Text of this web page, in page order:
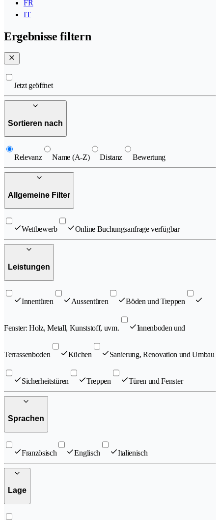
FR
IT
Ergebnisse filtern
Jetzt geöffnet
Sortieren nach
Relevanz Name (A-Z) Distanz Bewertung
Allgemeine Filter
Wettbewerb Online Buchungsanfrage verfügbar
Leistungen
Innentüren Aussentüren Böden und Treppen
Fenster: Holz, Metall, Kunststoff, uvm. Innenboden und
Terrassenboden Küchen Sanierung, Renovation und Umbau
Sicherheitstüren Treppen Türen und Fenster
Sprachen
Französisch Englisch Italienisch
Lage